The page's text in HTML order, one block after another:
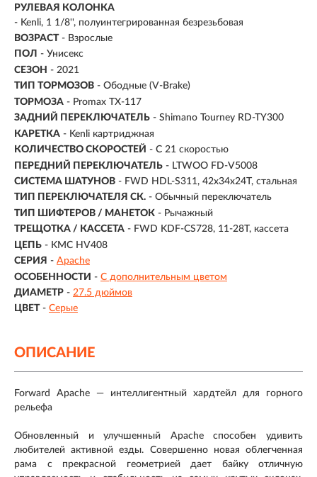
РУЛЕВАЯ КОЛОНКА
- Kenli, 1 1/8'', полуинтегрированная безрезьбовая
ВОЗРАСТ - Взрослые
ПОЛ - Унисекс
СЕЗОН - 2021
ТИП ТОРМОЗОВ - Ободные (V-Brake)
ТОРМОЗА - Promax TX-117
ЗАДНИЙ ПЕРЕКЛЮЧАТЕЛЬ - Shimano Tourney RD-TY300
КАРЕТКА - Kenli картриджная
КОЛИЧЕСТВО СКОРОСТЕЙ - С 21 скоростью
ПЕРЕДНИЙ ПЕРЕКЛЮЧАТЕЛЬ - LTWOO FD-V5008
СИСТЕМА ШАТУНОВ - FWD HDL-S311, 42x34x24T, стальная
ТИП ПЕРЕКЛЮЧАТЕЛЯ СК. - Обычный переключатель
ТИП ШИФТЕРОВ / МАНЕТОК - Рычажный
ТРЕЩОТКА / КАССЕТА - FWD KDF-CS728, 11-28T, кассета
ЦЕПЬ - KMC HV408
СЕРИЯ - Apache
ОСОБЕННОСТИ - С дополнительным цветом
ДИАМЕТР - 27.5 дюймов
ЦВЕТ - Серые
ОПИСАНИЕ
Forward Apache — интеллигентный хардтейл для горного
рельефа
Обновленный и улучшенный Apache способен удивить
любителей активной езды. Совершенно новая облегченная
рама с прекрасной геометрией дает байку отличную